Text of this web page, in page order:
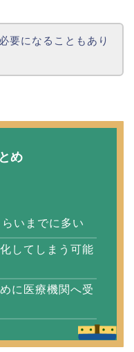
要になることもあり
め
いまでに多い
してしまう可能
に医療機関へ受